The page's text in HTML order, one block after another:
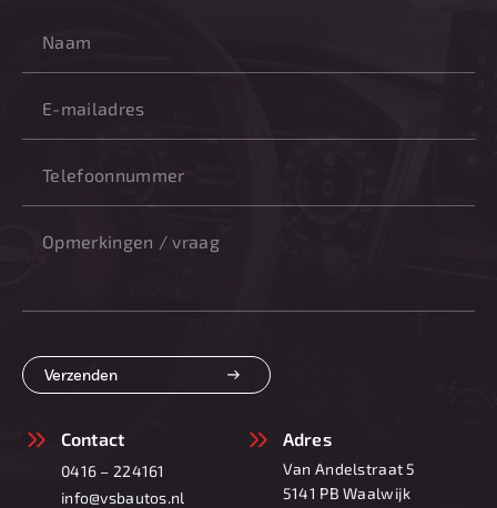
Verzenden
Contact
0416 – 224161
info@vsbautos.nl
Adres
Van Andelstraat 5
5141 PB Waalwijk